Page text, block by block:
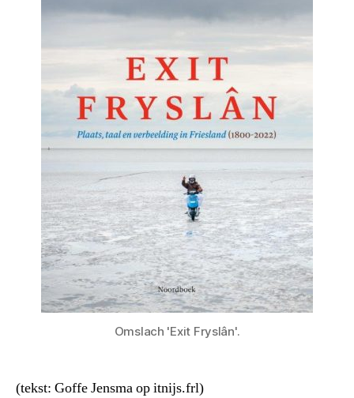
Omslach 'Exit Fryslân'.
(tekst: Goffe Jensma op itnijs.frl)